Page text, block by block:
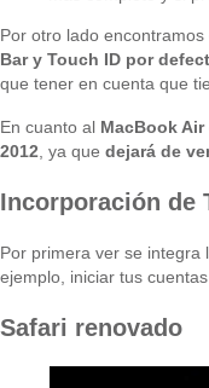
Por otro lado encontramos
Bar y Touch ID por
que tener en cuenta que
En cuanto al MacBook
2012 , ya que dejará de
Incorporación de
Por primera ver se integra
ejemplo, iniciar tus
Safari renovado